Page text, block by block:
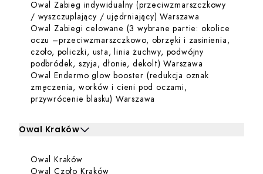
Owal Zabieg indywidualny (przeciwzmarszczkowy
/ wyszczuplający / ujędrniający) Warszawa
Owal Zabiegi celowane (3 wybrane partie: okolice
oczu –przeciwzmarszczkowo, obrzęki i zasinienia,
czoło, policzki, usta, linia żuchwy, podwójny
podbródek, szyja, dłonie, dekolt) Warszawa
Owal Endermo glow booster (redukcja oznak
zmęczenia, worków i cieni pod oczami,
przywrócenie blasku) Warszawa
Owal Kraków
Kliknij, aby rozwinąć i zobaczyć zabiegi dla Owal Kraków
Zabiegi dla Owal Kraków
Owal KrakówDowiedz się więcej o Owal Kraków
Owal Czoło KrakówDowiedz się więcej o Owal Czoło